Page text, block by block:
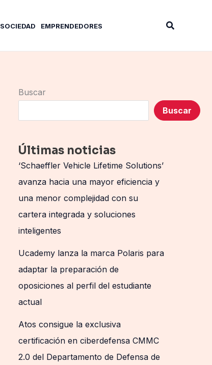
SOCIEDAD EMPRENDEDORES Buscar
Buscar
Buscar
Últimas noticias
‘Schaeffler Vehicle Lifetime Solutions’
avanza hacia una mayor eficiencia y
una menor complejidad con su
cartera integrada y soluciones
inteligentes
Ucademy lanza la marca Polaris para
adaptar la preparación de
oposiciones al perfil del estudiante
actual
Atos consigue la exclusiva
certificación en ciberdefensa CMMC
2.0 del Departamento de Defensa de